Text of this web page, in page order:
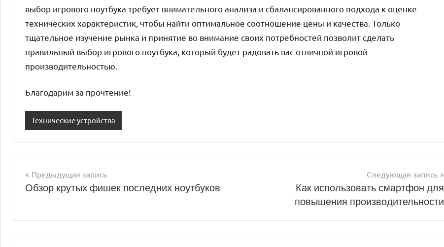
выбор игрового ноутбука требует внимательного анализа и сбалансированного подхода к оценке
технических характеристик, чтобы найти оптимальное соотношение цены и качества. Только
тщательное изучение рынка и принятие во внимание своих потребностей позволит сделать
правильный выбор игрового ноутбука, который будет радовать вас отличной игровой
производительностью.
Благодарим за прочтение!
Технические устройства
Навигация
записям
Предыдущая запись
Обзор крутых фишек последних ноутбуков
Следующая запись
Как использовать смартфон для
повышения производительности